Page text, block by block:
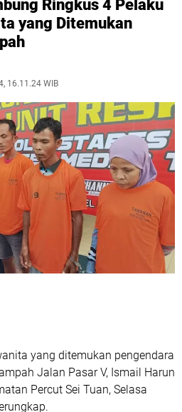
Ringkus 4 Pelaku
yang Ditemukan
16.11.24 WIB
yang ditemukan pengendara
Jalan Pasar V, Ismail Harun
Percut Sei Tuan, Selasa